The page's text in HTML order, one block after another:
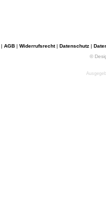
| AGB | Widerrufsrecht| Datenschutz |
©